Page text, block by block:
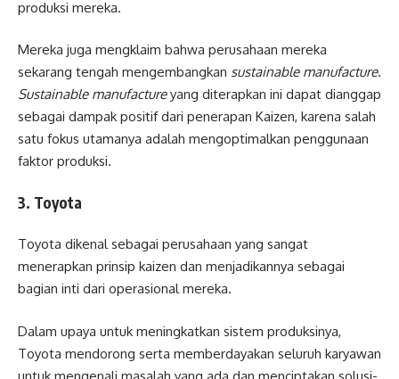
produksi mereka.
Mereka juga mengklaim bahwa perusahaan mereka
sekarang tengah mengembangkan sustainable manufacture.
Sustainable manufactureyang diterapkan ini dapat dianggap
sebagai dampak positif dari penerapan Kaizen, karena salah
satu fokus utamanya adalah mengoptimalkan penggunaan
faktor produksi.
3. Toyota
Toyota dikenal sebagai perusahaan yang sangat
menerapkan prinsip kaizen dan menjadikannya sebagai
bagian inti dari operasional mereka.
Dalam upaya untuk meningkatkan sistem produksinya,
Toyota mendorong serta memberdayakan seluruh karyawan
untuk mengenali masalah yang ada dan menciptakan solusi-